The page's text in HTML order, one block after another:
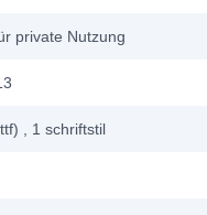
private Nutzung
, 1 schriftstil